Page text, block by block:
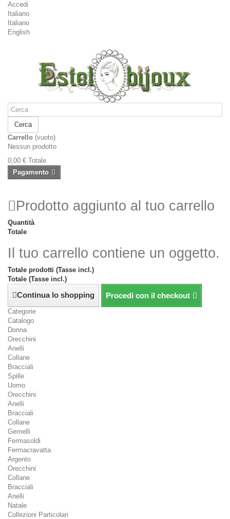
Accedi
Italiano
Italiano
English
Cerca
Carrello (vuoto)
Nessun prodotto
0,00 € Totale
Pagamento
Prodotto aggiunto al tuo carrello
Quantità
Totale
Il tuo carrello contiene un oggetto.
Totale prodotti (Tasse incl.)
Totale (Tasse incl.)
Continua lo shopping Procedi con il checkout
Categorie
Catalogo
Donna
Orecchini
Anelli
Collane
Bracciali
Spille
Uomo
Orecchini
Anelli
Bracciali
Collane
Gemelli
Fermasoldi
Fermacravatta
Argento
Orecchini
Collane
Bracciali
Anelli
Natale
Collezioni Particolari